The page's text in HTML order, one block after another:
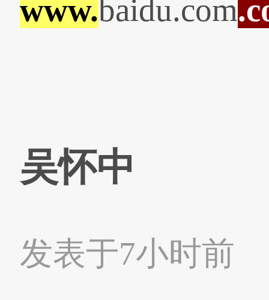
www.baidu.com
吴怀中
发表于7小时前